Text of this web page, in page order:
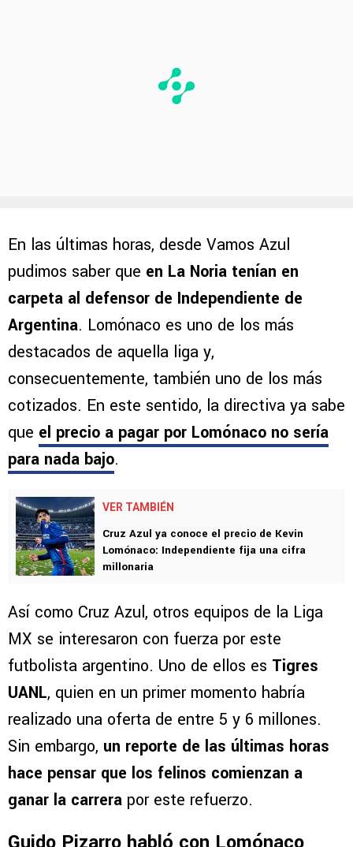
En las últimas horas, desde Vamos Azul
pudimos saber que en La Noria tenían en
carpeta al defensor de Independiente de
Argentina. Lomónaco es uno de los más
destacados de aquella liga y,
consecuentemente, también uno de los más
cotizados. En este sentido, la directiva ya sabe
que el precio a pagar por Lomónaco no sería
para nada bajo.
VER TAMBIÉN
Cruz Azul ya conoce el precio de Kevin
Lomónaco: Independiente fija una cifra
millonaria
Así como Cruz Azul, otros equipos de la Liga
MX se interesaron con fuerza por este
futbolista argentino. Uno de ellos es Tigres
UANL, quien en un primer momento habría
realizado una oferta de entre 5 y 6 millones.
Sin embargo, un reporte de las últimas horas
hace pensar que los felinos comienzan a
ganar la carrera por este refuerzo.